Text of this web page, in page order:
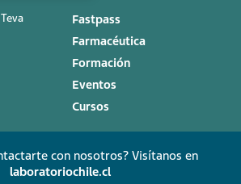
Fastpass
Farmacéutica
Formación
Eventos
Cursos
con nosotros? Visítanos en
laboratoriochile.cl